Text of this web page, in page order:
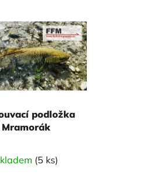
podložka
Mramorák
hodnocení
(5 ks)